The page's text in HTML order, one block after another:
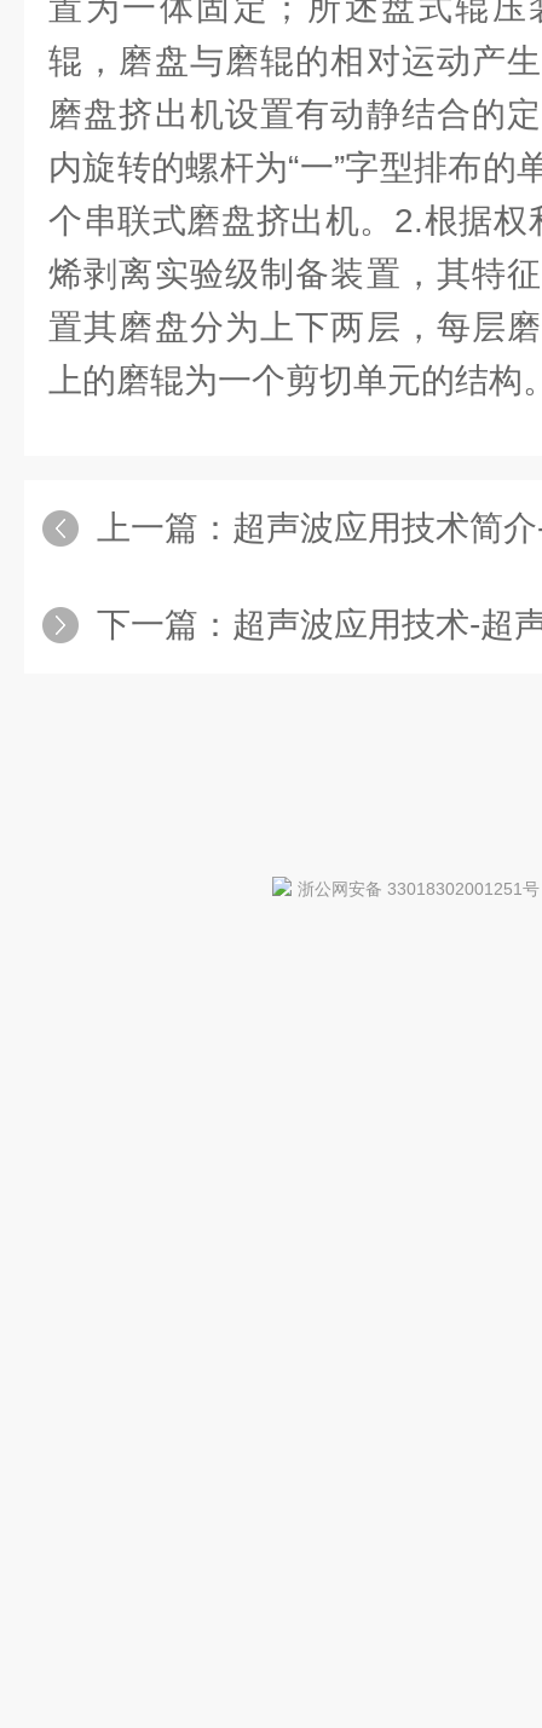
置为一体固定；所述盘式辊
辊，磨盘与磨辊的相对运动产
磨盘挤出机设置有动静结合的
内旋转的螺杆为“一”字型排布的
个串联式磨盘挤出机。2.根据
烯剥离实验级制备装置，其特
置其磨盘分为上下两层，每层
上的磨辊为一个剪切单元的结构
上一篇： 超声波应用技术简
下一篇： 超声波应用技术-超
浙公网安备 33018302001251号